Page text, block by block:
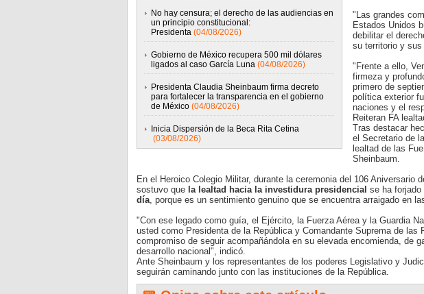
No hay censura; el derecho de las audiencias en
un principio constitucional:
Presidenta (04/08/2026)
Gobierno de México recupera 500 mil dólares
ligados al caso García Luna (04/08/2026)
Presidenta Claudia Sheinbaum firma decreto
para fortalecer la transparencia en el gobierno
de México (04/08/2026)
Inicia Dispersión de la Beca Rita Cetina
(03/08/2026)
"Las grandes
Estados Unidos
debilitar el
su territorio y sus
"Frente a ello,
firmeza y
primero de
política exterior
naciones y el
Reiteran FA
Tras destacar
el Secretario de
lealtad de las
Sheinbaum.
En el Heroico Colegio Militar, durante la ceremonia del 106 Aniversario
sostuvo que la lealtad hacia la investidura presidencial se ha
día, porque es un sentimiento genuino que se encuentra arraigado en
"Con ese legado como guía, el Ejército, la Fuerza Aérea y la Guardia
usted como Presidenta de la República y Comandante Suprema de
compromiso de seguir acompañándola en su elevada encomienda, de
desarrollo nacional", indicó.
Ante Sheinbaum y los representantes de los poderes Legislativo y
seguirán caminando junto con las instituciones de la República.